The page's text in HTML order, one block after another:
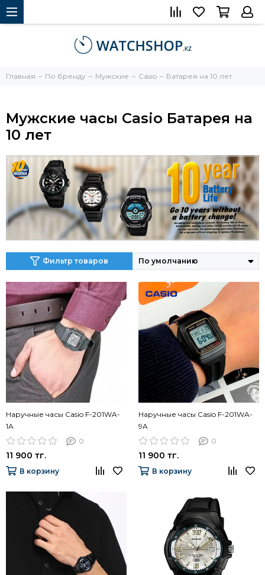
Главная По бренду Мужские Casio Батарея на 10 лет
Мужские часы Сasio Батарея на
10 лет
Фильтр товаров
Наручные часы Casio F-201WA-
1A
0
11 900 тг.
В корзину
Наручные часы Casio F-201WA-
9A
0
11 900 тг.
В корзину